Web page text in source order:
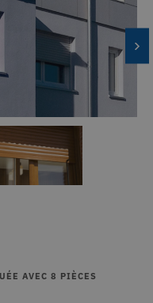
AVEC 8 PIÈCES